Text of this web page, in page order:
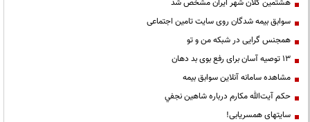
هشتمین کلان شهر ایران مشخص شد
سوابق بیمه شدگان روی سایت تامین اجتماعی
همجنس گرایی در شبکه من و تو
13 توصیه آسان برای رفع بوی بد دهان
مشاهده سامانه آنلاين سوابق بیمه
حكم آيت‌الله مكارم درباره شاهين نجفي
سایتهای همسریابی!